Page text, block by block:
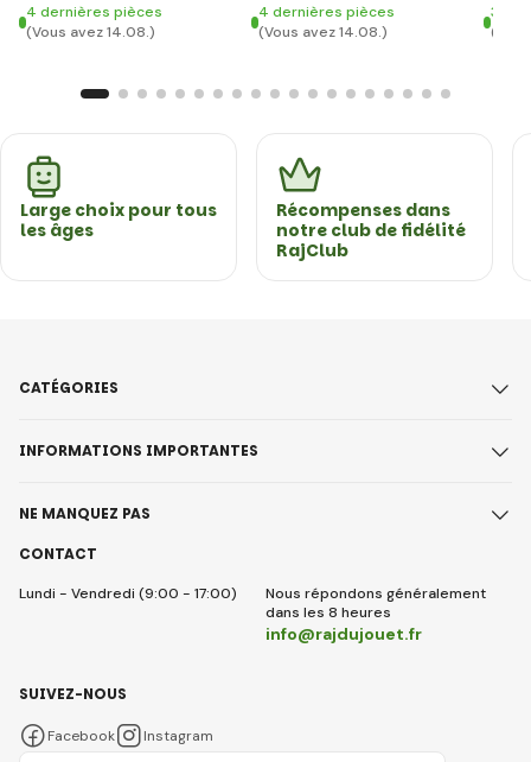
4 dernières pièces
(Vous avez 14.08.)
4 dernières pièces
(Vous avez 14.08.)
3
Large choix pour tous
les âges
Récompenses dans
notre club de fidélité
RajClub
CONTACT
Lundi - Vendredi (9:00 - 17:00)
Nous répondons généralement
dans les 8 heures
info@rajdujouet.fr
CATÉGORIES
INFORMATIONS IMPORTANTES
NE MANQUEZ PAS
SUIVEZ-NOUS
Facebook Instagram